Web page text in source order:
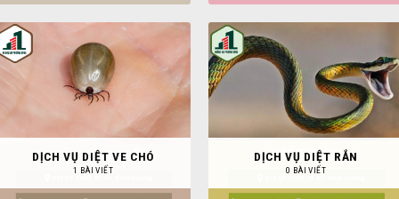
DỊCH VỤ DIỆT VE CHÓ
1 BÀI VIẾT
DỊCH VỤ DIỆT RẮN
0 BÀI VIẾT